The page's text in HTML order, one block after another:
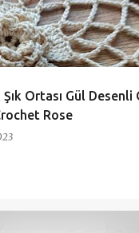
Ortası Gül Desenli
Rose